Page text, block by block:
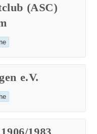
(ASC)
e.V.